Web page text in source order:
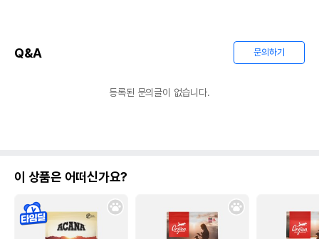
Q&A 문의하기
등록된 문의글이 없습니다.
이 상품은 어떠신가요?